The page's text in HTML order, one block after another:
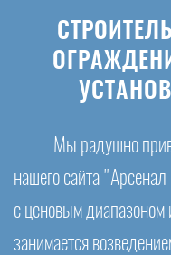
Мы радушно
нашего сайта
с ценовым диапазоном
занимается